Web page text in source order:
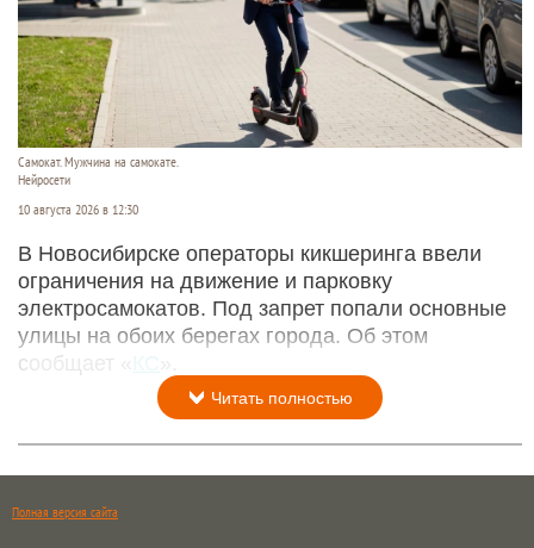
Самокат. Мужчина на самокате.
Нейросети
10 августа 2026 в 12:30
В Новосибирске операторы кикшеринга ввели
ограничения на движение и парковку
электросамокатов. Под запрет попали основные
улицы на обоих берегах города. Об этом
сообщает « КС
Читать полностью
Полная версия сайта